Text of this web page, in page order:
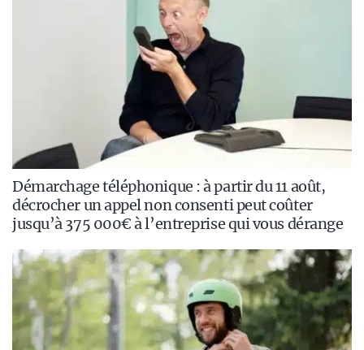
Démarchage téléphonique : à partir du 11 août,
décrocher un appel non consenti peut coûter
jusqu’à 375 000€ à l’entreprise qui vous dérange